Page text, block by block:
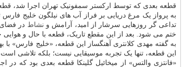
قطعه بعدی که توسط ارکستر سمفونیک تهران اجرا شد،
به پرواز یک مرغ دریایی بر فراز آب های نیلگون خلیج
تداعی گر روزهایی سرشار از امید، آرامش و نشاط در
ختم می شود. بعد از این مقطع تاریک، قطعه با حال و
به گفته مهدی کلانتری آهنگساز این قطعه، «خلیج فارس»
این قطعه، تنها یک تجربه موسیقایی نیست؛ بلکه تلاشی
«فانتزی والتس» از میخائیل گلینکا قطعه بعدی بود که